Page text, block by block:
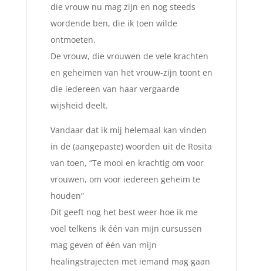
die vrouw nu mag zijn en nog steeds
wordende ben, die ik toen wilde
ontmoeten.
De vrouw, die vrouwen de vele krachten
en geheimen van het vrouw-zijn toont en
die iedereen van haar vergaarde
wijsheid deelt.
Vandaar dat ik mij helemaal kan vinden
in de (aangepaste) woorden uit de Rosita
van toen, “Te mooi en krachtig om voor
vrouwen, om voor iedereen geheim te
houden”
Dit geeft nog het best weer hoe ik me
voel telkens ik één van mijn cursussen
mag geven of één van mijn
healingstrajecten met iemand mag gaan